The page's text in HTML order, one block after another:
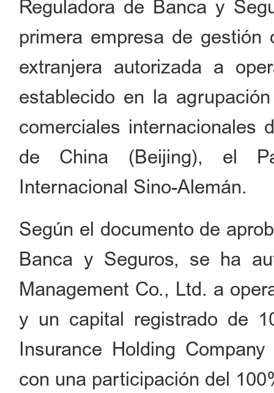
Reguladora de Banca y
primera empresa de
extranjera autorizada a
establecido en la
comerciales internacionales
de China (Beijing), el
Internacional Sino-Alemán.
Según el documento de
Banca y Seguros, se ha
Management Co., Ltd. a
y un capital registrado de
Insurance Holding
con una participación del